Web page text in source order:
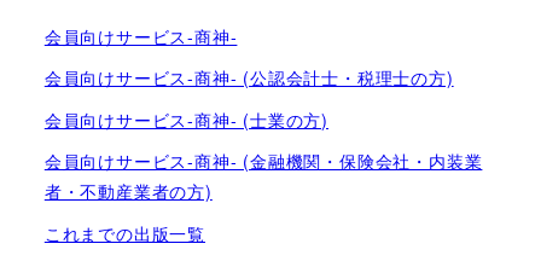
会員向けサービス-商神-
会員向けサービス-商神- (公認会計士・税理士の方)
会員向けサービス-商神- (士業の方)
会員向けサービス-商神- (金融機関・保険会社・内装業
者・不動産業者の方)
これまでの出版一覧